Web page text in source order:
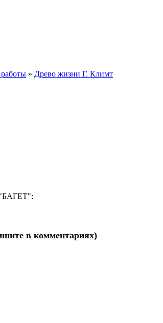
» Древо жизни Г. Климт
"БАГЕТ":
в комментариях)